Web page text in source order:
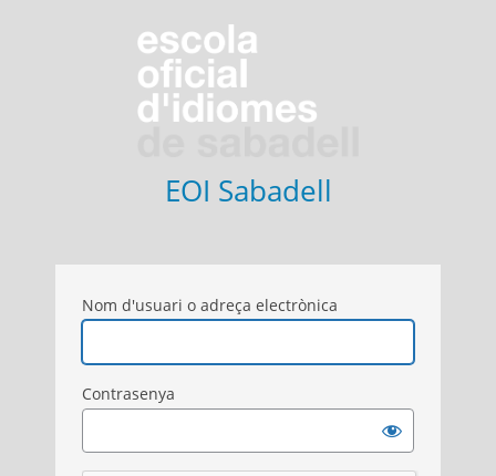
EOI Sabadell
Nom d'usuari o adreça electrònica
Contrasenya